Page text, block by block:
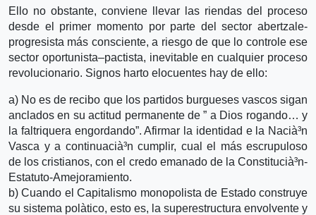
Ello no obstante, conviene llevar las riendas del proceso
desde el primer momento por parte del sector abertzale-
progresista más consciente, a riesgo de que lo controle ese
sector oportunista–pactista, inevitable en cualquier proceso
revolucionario. Signos harto elocuentes hay de ello:
a) No es de recibo que los partidos burgueses vascos sigan
anclados en su actitud permanente de ” a Dios rogando… y
la faltriquera engordando”. Afirmar la identidad e la Nacià³n
Vasca y a continuacià³n cumplir, cual el más escrupuloso
de los cristianos, con el credo emanado de la Constitucià³n-
Estatuto-Amejoramiento.
b) Cuando el Capitalismo monopolista de Estado construye
su sistema polà­tico, esto es, la superestructura envolvente y